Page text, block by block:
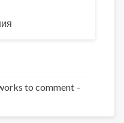
to comment –